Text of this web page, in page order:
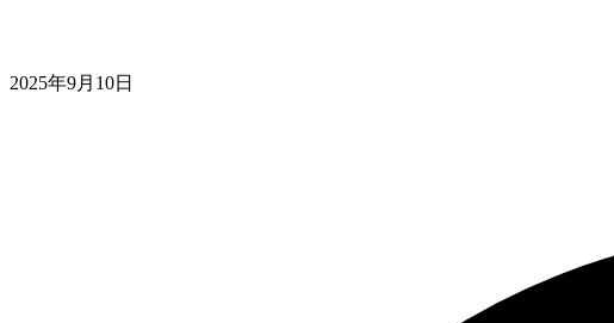
2025年9月10日